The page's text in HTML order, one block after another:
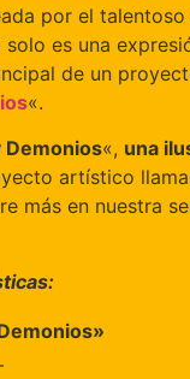
por el
solo es una
de un
«.
Demonios«, una
artístico
más en nuestra